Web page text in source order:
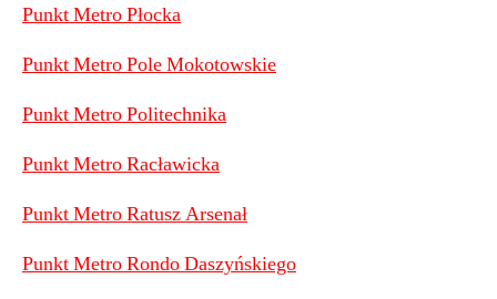
Punkt Metro Płocka
Punkt Metro Pole Mokotowskie
Punkt Metro Politechnika
Punkt Metro Racławicka
Punkt Metro Ratusz Arsenał
Punkt Metro Rondo Daszyńskiego